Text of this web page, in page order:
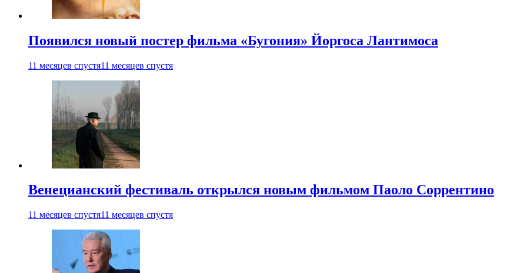
Появился новый постер фильма «Бугония» Йоргоса Лантимоса
11 месяцев спустя11 месяцев спустя
Венецианский фестиваль открылся новым фильмом Паоло Соррентино
11 месяцев спустя11 месяцев спустя